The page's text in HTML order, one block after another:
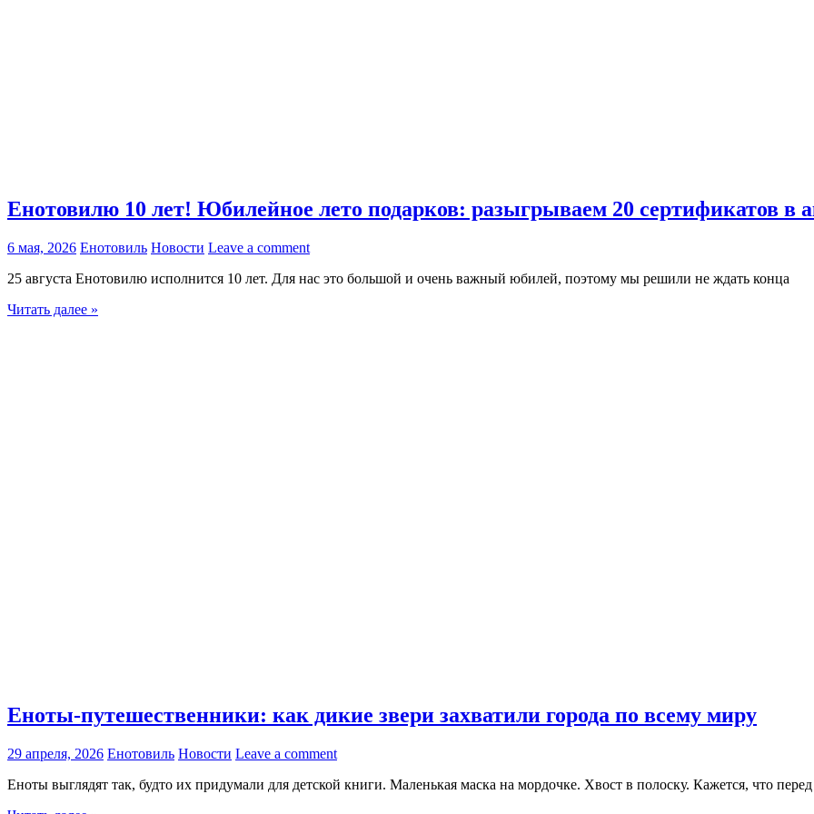
Енотовилю 10 лет! Юбилейное лето подарков: разыгрываем 20 сертификатов в
6 мая, 2026 Енотовиль Новости Leave a comment
25 августа Енотовилю исполнится 10 лет. Для нас это большой и очень важный юбилей, поэтому мы решили не ждать конца
Читать далее »
Еноты-путешественники: как дикие звери захватили города по всему миру
29 апреля, 2026 Енотовиль Новости Leave a comment
Еноты выглядят так, будто их придумали для детской книги. Маленькая маска на мордочке. Хвост в полоску. Кажется, что